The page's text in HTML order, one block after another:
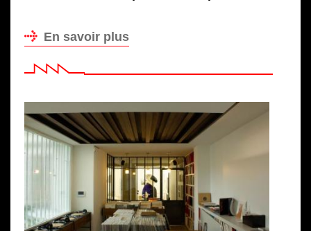
En savoir plus